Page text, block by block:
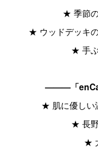
★ 季節
★ ウッドデッキ
★ 手ぶ
———「
★ 肌に優しい
★ 長野
★